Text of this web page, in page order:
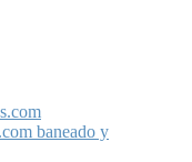
baneado y